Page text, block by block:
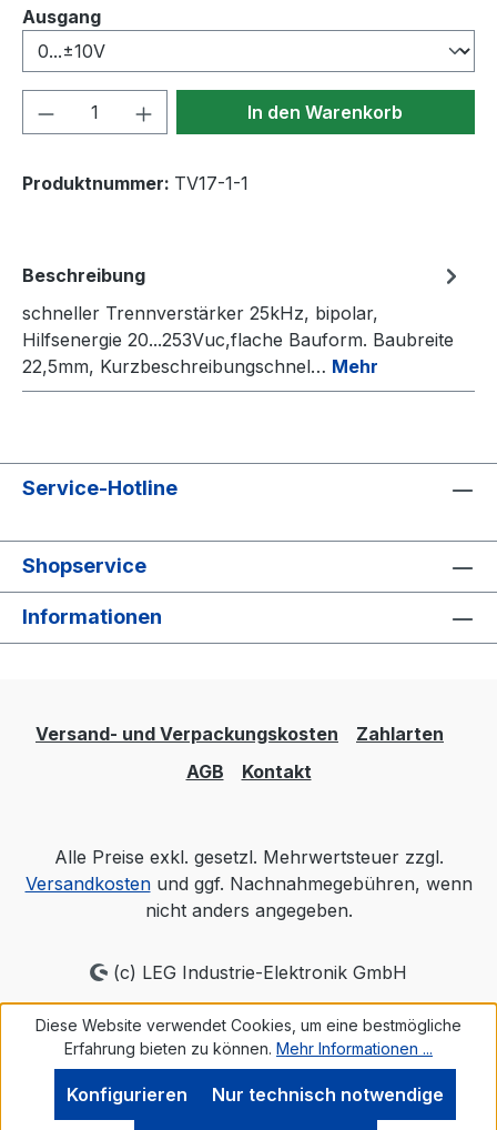
Ausgangauswählen
Produkt Anzahl: Gib denIn den Warenkorb
Produktnummer: TV17-1-1
Beschreibung
schneller Trennverstärker 25kHz, bipolar,
Hilfsenergie 20...253Vuc,flache Bauform. Baubreite
22,5mm, Kurzbeschreibungschnel… Mehr
Service-Hotline
Shopservice
Informationen
Versand- und Verpackungskosten
Zahlarten
AGB
Kontakt
Alle Preise exkl. gesetzl. Mehrwertsteuer zzgl.
Versandkostenund ggf. Nachnahmegebühren, wenn
nicht anders angegeben.
(c) LEG Industrie-Elektronik GmbH
Diese Website verwendet Cookies, um eine bestmögliche
Erfahrung bieten zu können. Mehr Informationen ...
Nur technisch notwendige
Konfigurieren